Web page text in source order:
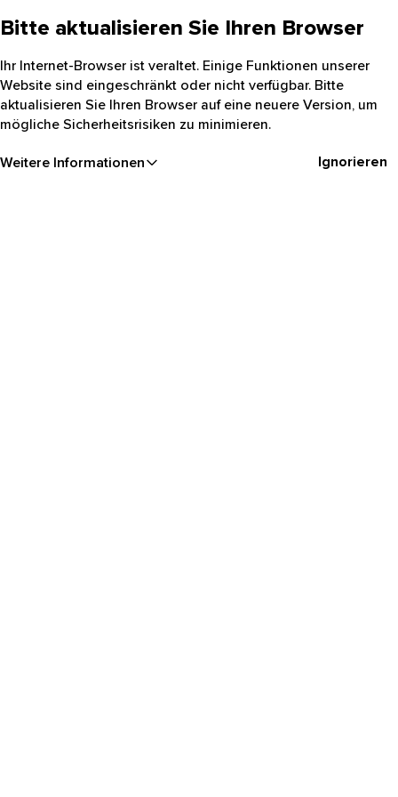
Bitte aktualisieren Sie Ihren Browser
Ihr Internet-Browser ist veraltet. Einige Funktionen unserer
Website sind eingeschränkt oder nicht verfügbar. Bitte
aktualisieren Sie Ihren Browser auf eine neuere Version, um
mögliche Sicherheitsrisiken zu minimieren.
Weitere Informationen Ignorieren